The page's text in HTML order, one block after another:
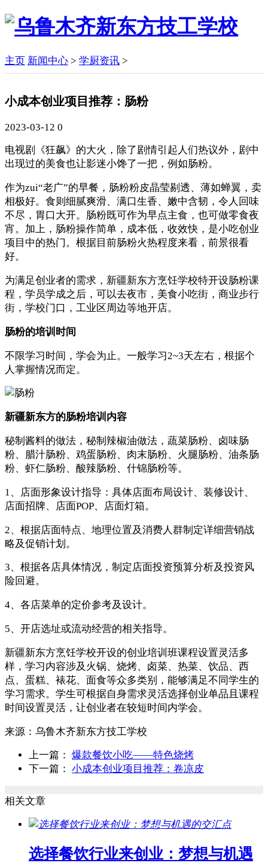
主页 新闻中心 > 学厨资讯 >
小成本创业项目推荐：肠粉
2023-03-12 0
电视剧《狂飙》的大火，除了剧情引起人们热议外，剧中
出现过的美食也让影迷小馋了一把，例如肠粉。
作为zui“老广”的早餐，肠粉粉皮晶莹剔透、薄如蝉翼，卖
相极好。食则细腻爽滑、满口生香、嫩中含韧，令人回味
不尽，胃口大开。肠粉既可作为早点主食，也可做零食夜
宵。加上，肠粉操作简单，成本低，收效快，是小吃创业
项目中的热门。根据目前肠粉火热程度来看，前景很看
好。
为满足创业者的需求，新疆新东方烹饪学校特开设肠粉课
程，学员学成之后，可以去夜市，美食小吃街，商业步行
街，学校门口，工业区周边等地开店。
肠粉的培训时间
不限学习时间，学会为止。一般学习2~3天左右，根据个
人掌握情况而定。
新疆新东方的肠粉培训内容
秘制酱料的做法，秘制辣椒油做法，蔬菜肠粉、卤味肠
粉、腊汁肠粉、鸡蛋肠粉、肉末肠粉、火腿肠粉、油条肠
粉、虾仁肠粉、酸辣肠粉、什锦肠粉等。
1、店面形象设计指导：具体店面布局设计、装修设计、
店面招牌、店面POP、店面灯箱。
2、根据店面特点、地理位置及消费人群制定详细营销战
略及促销计划。
3、根据各店具体情况，制定店面投资预算分析及投资风
险回避。
4、各店菜单的定价参考及设计。
5、开店选址或流动经营的相关指导。
新疆新东方烹饪学校开设的创业培训班课程设置灵活多
样，学习内容涉及火锅、烧烤、卤菜、热菜、饮品、西
点、蛋糕、裱花、面食等众多类别，能够满足不同学生的
学习需求。学生可根据自身需求灵活选择创业单品且课程
时间设置灵活，让创业者在较短时间内学会。
来源： 乌鲁木齐新东方技工学校
上一篇： 爆款餐饮小吃——特色烧烤
下一篇： 小成本创业项目推荐：卷凉皮
相关文章
选择餐饮行业来创业：梦想与机遇